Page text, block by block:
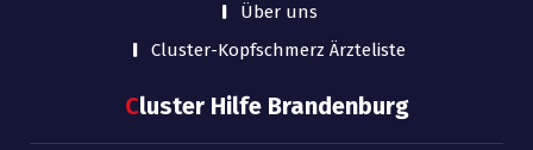
Über uns
Cluster-Kopfschmerz Ärzteliste
Cluster Hilfe Brandenburg